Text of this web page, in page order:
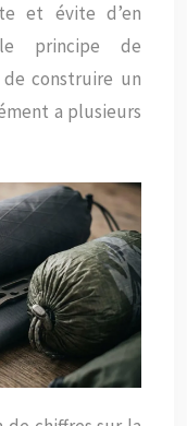
et évite d’en
le principe de
construire un
a plusieurs